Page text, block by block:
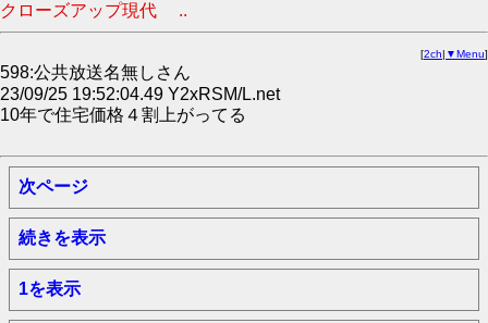
クローズアップ現代 ..
[2ch| ▼Menu]
598:公共放送名無しさん
23/09/25 19:52:04.49 Y2xRSM/L.net
10年で住宅価格４割上がってる
次ページ
続きを表示
1を表示